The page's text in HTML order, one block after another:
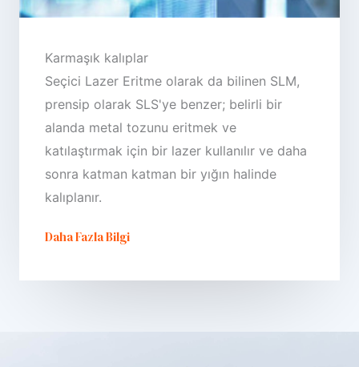
Karmaşık kalıplar
Seçici Lazer Eritme olarak da bilinen SLM,
prensip olarak SLS'ye benzer; belirli bir
alanda metal tozunu eritmek ve
katılaştırmak için bir lazer kullanılır ve daha
sonra katman katman bir yığın halinde
kalıplanır.
Daha Fazla Bilgi